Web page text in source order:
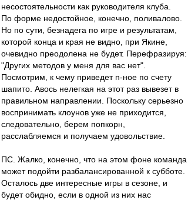
несостоятельности как руководителя клуба.
По форме недостойное, конечно, поливалово.
Но по сути, безнадега по игре и результатам,
которой конца и края не видно, при Якине,
очевидно преодолена не будет. Перефразируя:
"Других методов у меня для вас нет".
Посмотрим, к чему приведет n-ное по счету
шапито. Авось нелегкая на этот раз вывезет в
правильном направлении. Поскольку серьезно
воспринимать клоунов уже не приходится,
следовательно, берем попкорн,
расслабляемся и получаем удовольствие.
ПС. Жалко, конечно, что на этом фоне команда
может подойти разбалансированной к субботе.
Осталось две интересные игры в сезоне, и
будет обидно, если в одной из них нас